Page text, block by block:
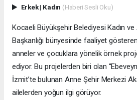
Erkek| Kadın (Haberi Sesli Oku)
Kocaeli Büyükşehir Belediyesi Kadın
Başkanlığı bünyesinde faaliyet
anneler ve çocuklara yönelik örnek
ediyor. Bu projelerden biri olan
İzmit’te bulunan Anne Şehir Merkezi
ailelerden yoğun ilgi görüyor.